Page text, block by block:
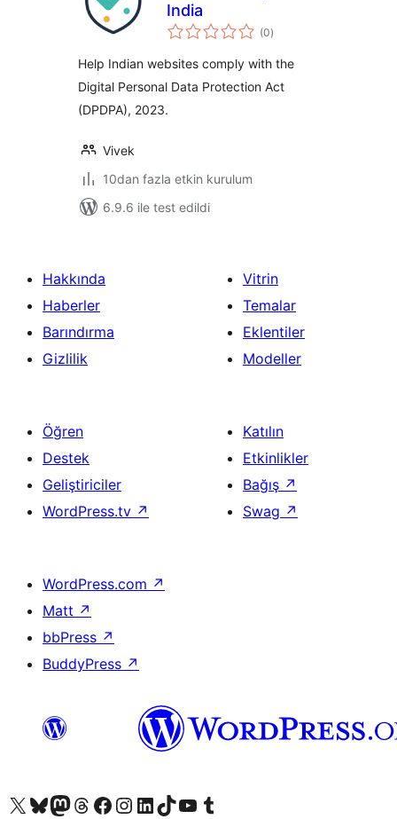
India
(0toplam
puan
)
Help Indian websites comply with the
Digital Personal Data Protection Act
(DPDPA), 2023.
Vivek
10dan fazla etkin kurulum
6.9.6 ile test edildi
Hakkında
Haberler
Barındırma
Gizlilik
Vitrin
Temalar
Eklentiler
Modeller
Öğren
Destek
Geliştiriciler
WordPress.tv ↗
Katılın
Etkinlikler
Bağış ↗
Swag ↗
WordPress.com ↗
Matt ↗
bbPress ↗
BuddyPress ↗
X (eski Twitter) hesabımıza bakın
Bluesky hesabımızı ziyaret edinMastodon hesabımızı ziyaret edinThreads hesabımızı ziyaret edinFacebook sayfamızı ziyaret edinInstagram hesabımızı ziyaret edinLinkedIn hesabımızı ziyaret edinTikTok hesabımızı ziyaret edinYouTube kanalımızı ziyaret edinTumblr hesabımızı ziyaret edin